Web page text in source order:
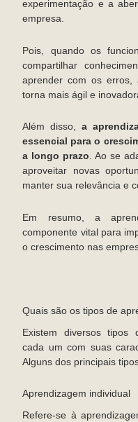
experimentação e a
empresa.
Pois, quando os
compartilhar
aprender com os erros,
torna mais ágil e
Além disso,a
essencial para o
a longo prazo. Ao se
aproveitar novas
manter sua relevância e
Em resumo, a
componente vital para
o crescimento nas
Quais são os tipos de
Existem diversos tipos
cada um com suas
Alguns dos principais
Aprendizagem individual
Refere-se à